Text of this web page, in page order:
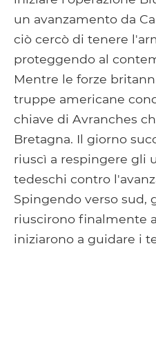
un avanzamento da
ciò cercò di tenere
proteggendo al
Mentre le forze
truppe americane
chiave di Avranches
Bretagna. Il giorno
riuscì a respingere gli
tedeschi contro
Spingendo verso sud,
riuscirono finalmente
iniziarono a guidare i